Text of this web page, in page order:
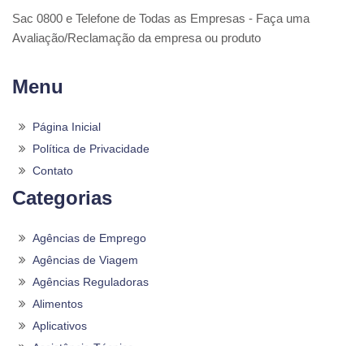
Sac 0800 e Telefone de Todas as Empresas - Faça uma
Avaliação/Reclamação da empresa ou produto
Menu
Página Inicial
Política de Privacidade
Contato
Categorias
Agências de Emprego
Agências de Viagem
Agências Reguladoras
Alimentos
Aplicativos